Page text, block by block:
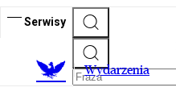
Serwisy
Wydarzenia